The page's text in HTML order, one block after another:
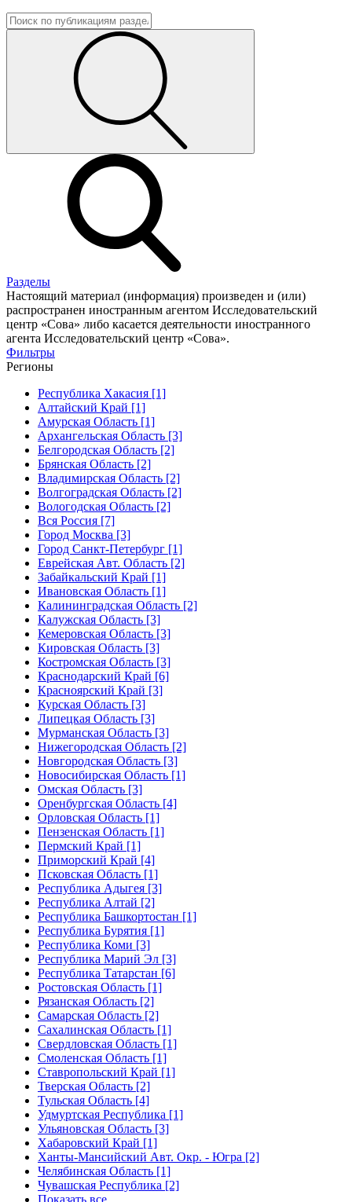
Разделы
Настоящий материал (информация) произведен и (или)
распространен иностранным агентом Исследовательский
центр «Сова» либо касается деятельности иностранного
агента Исследовательский центр «Сова».
Фильтры
Регионы
Республика Хакасия [1]
Алтайский Край [1]
Амурская Область [1]
Архангельская Область [3]
Белгородская Область [2]
Брянская Область [2]
Владимирская Область [2]
Волгоградская Область [2]
Вологодская Область [2]
Вся Россия [7]
Город Москва [3]
Город Санкт-Петербург [1]
Еврейская Авт. Область [2]
Забайкальский Край [1]
Ивановская Область [1]
Калининградская Область [2]
Калужская Область [3]
Кемеровская Область [3]
Кировская Область [3]
Костромская Область [3]
Краснодарский Край [6]
Красноярский Край [3]
Курская Область [3]
Липецкая Область [3]
Мурманская Область [3]
Нижегородская Область [2]
Новгородская Область [3]
Новосибирская Область [1]
Омская Область [3]
Оренбургская Область [4]
Орловская Область [1]
Пензенская Область [1]
Пермский Край [1]
Приморский Край [4]
Псковская Область [1]
Республика Адыгея [3]
Республика Алтай [2]
Республика Башкортостан [1]
Республика Бурятия [1]
Республика Коми [3]
Республика Марий Эл [3]
Республика Татарстан [6]
Ростовская Область [1]
Рязанская Область [2]
Самарская Область [2]
Сахалинская Область [1]
Свердловская Область [1]
Смоленская Область [1]
Ставропольский Край [1]
Тверская Область [2]
Тульская Область [4]
Удмуртская Республика [1]
Ульяновская Область [3]
Хабаровский Край [1]
Ханты-Мансийский Авт. Окр. - Югра [2]
Челябинская Область [1]
Чувашская Республика [2]
Показать все